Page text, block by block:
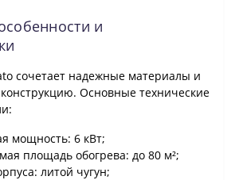
и
сочетает надежные материалы и
Основные технические
мощность: 6 кВт;
площадь обогрева: до 80 м²;
литой чугун;